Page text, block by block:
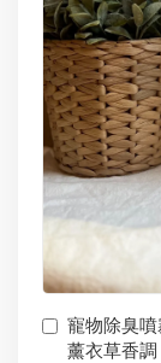
寵物除臭
薰衣草香調